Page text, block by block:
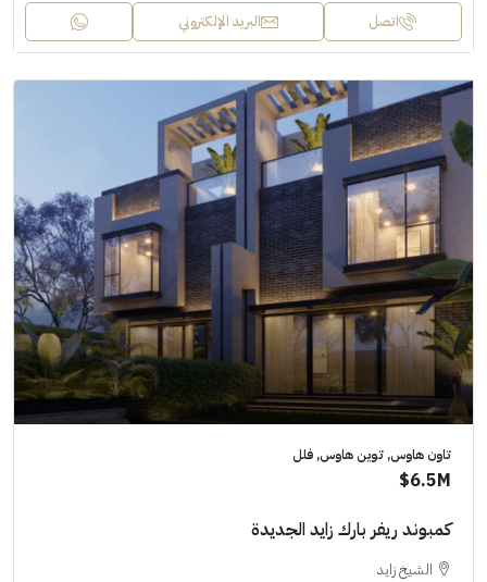
اتصل البريد الإلكتروني
تاون هاوس, توين هاوس, فلل
6.5M$
كمبوند ريفر بارك زايد الجديدة
الشيخ زايد